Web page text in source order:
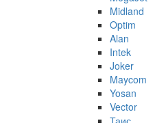
Midland
Optim
Alan
Intek
Joker
Maycom
Yosan
Vector
Таис